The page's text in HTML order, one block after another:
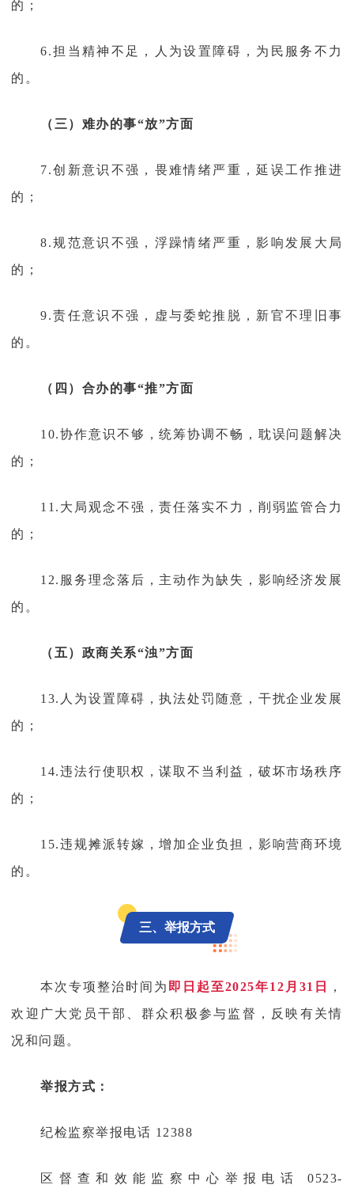
的；
6.担当精神不足，人为设置障碍，为民服务不力
的。
（三）难办的事“放”方面
7.创新意识不强，畏难情绪严重，延误工作推进
的；
8.规范意识不强，浮躁情绪严重，影响发展大局
的；
9.责任意识不强，虚与委蛇推脱，新官不理旧事
的。
（四）合办的事“推”方面
10.协作意识不够，统筹协调不畅，耽误问题解决
的；
11.大局观念不强，责任落实不力，削弱监管合力
的；
12.服务理念落后，主动作为缺失，影响经济发展
的。
（五）政商关系“浊”方面
13.人为设置障碍，执法处罚随意，干扰企业发展
的；
14.违法行使职权，谋取不当利益，破坏市场秩序
的；
15.违规摊派转嫁，增加企业负担，影响营商环境
的。
三、举报方式
本次专项整治时间为 即日起至2025年12月31日
，
欢迎广大党员干部、群众积极参与监督，反映有关情
况和问题。
举报方式：
纪检监察举报电话 12388
区督查和效能监察中心举报电话 0523-